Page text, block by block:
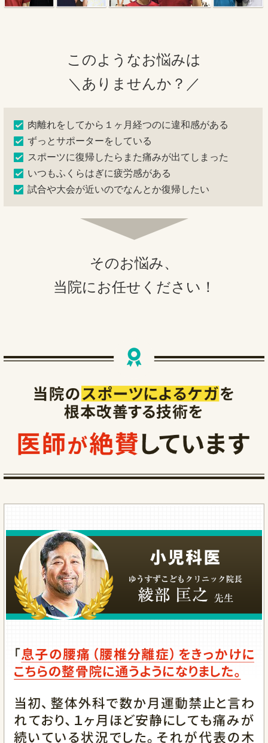
このようなお悩みは
＼ありませんか？／
肉離れをしてから１ヶ月経つのに違和感がある
ずっとサポーターをしている
スポーツに復帰したらまた痛みが出てしまった
いつもふくらはぎに疲労感がある
試合や大会が近いのでなんとか復帰したい
そのお悩み、
当院にお任せください！